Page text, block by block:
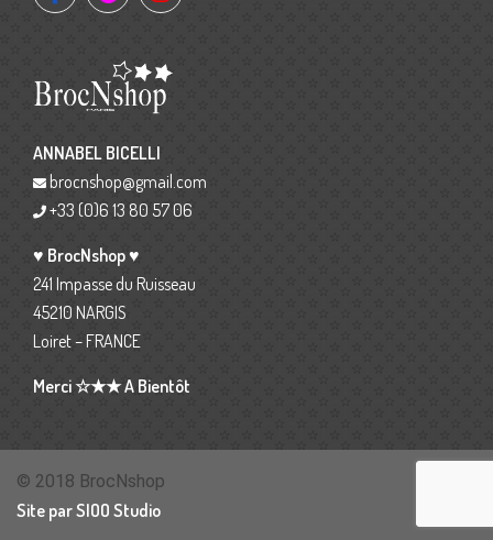
ANNABEL BICELLI
brocnshop@gmail.com
+33 (0)6 13 80 57 06
♥ BrocNshop ♥
241 Impasse du Ruisseau
45210 NARGIS
Loiret – FRANCE
Merci ☆★★ A Bientôt
© 2018 BrocNshop
Site par SIOO Studio